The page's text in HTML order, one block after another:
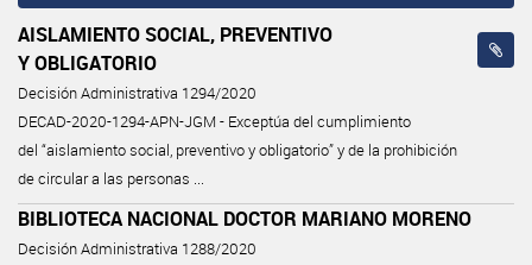
AISLAMIENTO SOCIAL, PREVENTIVO
Y OBLIGATORIO
Decisión Administrativa 1294/2020
DECAD-2020-1294-APN-JGM - Exceptúa del cumplimiento
del “aislamiento social, preventivo y obligatorio” y de la prohibición
de circular a las personas ...
BIBLIOTECA NACIONAL DOCTOR MARIANO MORENO
Decisión Administrativa 1288/2020